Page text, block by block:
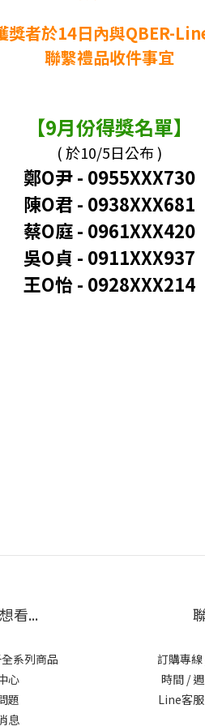
獎者於14日內與QBER-
聯繫禮品收件事宜
【9月份得獎名單】
( 於10/5日公布 )
鄭O尹 - 0955XXX730
陳O君- 0938XXX681
蔡O庭- 0961XXX420
吳O貞 - 0911XXX937
王O怡 - 0928XXX214
看...
系列商品
心
題
息
訂購專
時間 /
Line客